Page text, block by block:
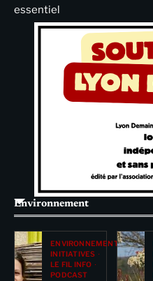
essentiel
Environnement
ENVIRONNEMENT
INITIATIVES
LE FIL INFO
PODCAST